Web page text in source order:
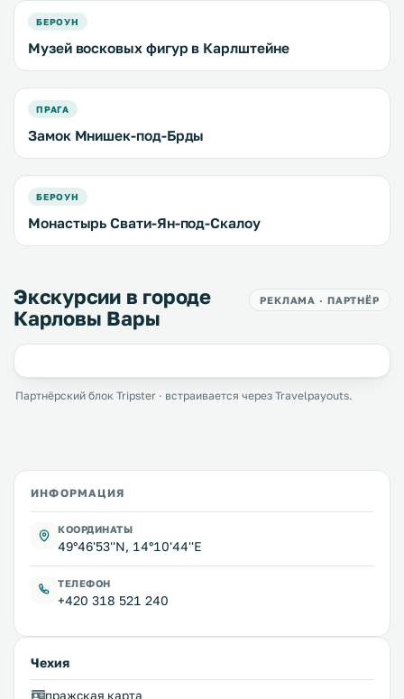
БЕРОУН
Музей восковых фигур в Карлштейне
ПРАГА
Замок Мнишек-под-Брды
БЕРОУН
Монастырь Свати-Ян-под-Скалоу
Экскурсии в городе
Карловы Вары
РЕКЛАМА · ПАРТНЁР
Партнёрский блок Tripster · встраивается через Travelpayouts.
ИНФОРМАЦИЯ
КООРДИНАТЫ
49°46'53''N, 14°10'44''E
ТЕЛЕФОН
+420 318 521 240
Чехия
пражская карта